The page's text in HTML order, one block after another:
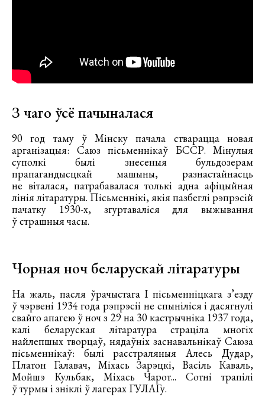
З чаго ўсё пачыналася
90 год таму ў Мінску пачала стварацца новая
арганізацыя: Саюз пісьменнікаў БССР. Мінулыя
суполкі былі знесеныя бульдозерам
прапагандысцкай машыны, разнастайнасць
не віталася, патрабавалася толькі адна афіцыйная
лінія літаратуры. Пісьменнікі, якія пазбеглі рэпрэсій
пачатку 1930-х, згуртаваліся для выжывання
ў страшныя часы.
Чорная ноч беларускай літаратуры
На жаль, пасля ўрачыстага І пісьменніцкага з’езду
ў чэрвені 1934 года рэпрэсіі не спыніліся і дасягнулі
свайго апагею ў ноч з 29 на 30 кастрычніка 1937 года,
калі беларуская літаратура страціла многіх
найлепшых творцаў, нядаўніх заснавальнікаў Саюза
пісьменнікаў: былі расстраляныя Алесь Дудар,
Платон Галавач, Міхась Зарэцкі, Васіль Каваль,
Мойшэ Кульбак, Міхась Чарот... Сотні трапілі
ў турмы і зніклі ў лагерах ГУЛАГу.